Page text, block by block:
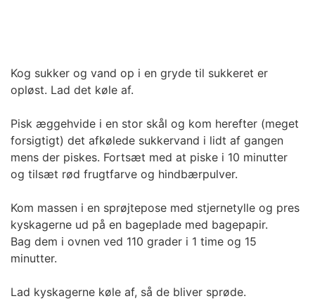
Kog sukker og vand op i en gryde til sukkeret er
opløst. Lad det køle af.
Pisk æggehvide i en stor skål og kom herefter (meget
forsigtigt) det afkølede sukkervand i lidt af gangen
mens der piskes. Fortsæt med at piske i 10 minutter
og tilsæt rød frugtfarve og hindbærpulver.
Kom massen i en sprøjtepose med stjernetylle og pres
kyskagerne ud på en bageplade med bagepapir.
Bag dem i ovnen ved 110 grader i 1 time og 15
minutter.
Lad kyskagerne køle af, så de bliver sprøde.